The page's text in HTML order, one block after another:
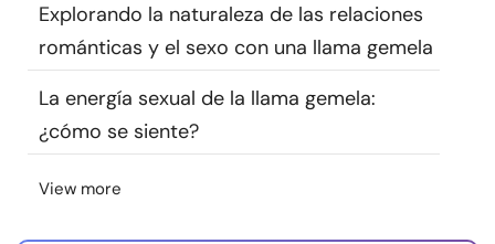
Idioma
Sobre nosotros Contáctanos
nosotros
© Copyright 2026. Todos los derechos reservados.
Explorando la naturaleza de las relaciones
románticas y el sexo con una llama gemela
La energía sexual de la llama gemela:
¿cómo se siente?
View more